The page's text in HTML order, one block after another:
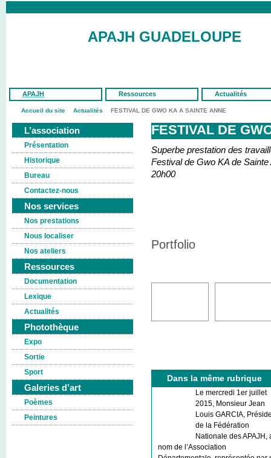
APAJH GUADELOUPE
APAJH Ressources Actualités
Accueil du site Actualités FESTIVAL DE GWO KA A SAINTE ANNE
L’association
Présentation
Historique
Bureau
Contactez-nous
Nos services
Nos prestations
Nous localiser
Nos ateliers
Ressources
Documentation
Lexique
Actualités
Photothèque
Expo
Sortie
Sport
Galeries d’art
Poèmes
Peintures
FESTIVAL DE
Superbe prestation des
Festival de Gwo KA de
20h00
Portfolio
Dans la même rubrique
Le mercredi 1er juillet
2015, Monsieur Jean
Louis GARCIA,
de la Fédération
Nationale des APAJH,
nom de l’Association